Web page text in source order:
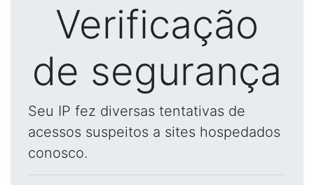
Verificação
de segurança
Seu IP fez diversas tentativas de
acessos suspeitos a sites hospedados
conosco.